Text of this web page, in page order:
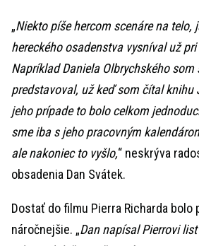
„Niekto píše hercom scenáre na telo,
hereckého osadenstva vysníval už
Napríklad Daniela Olbrychského som
predstavoval, už keď som čítal knihu
jeho prípade to bolo celkom
sme iba s jeho pracovným
ale nakoniec to vyšlo,“ neskrýva
obsadenia Dan Svátek.
Dostať do filmu Pierra Richarda bolo
náročnejšie. „Dan napísal Pierrovi